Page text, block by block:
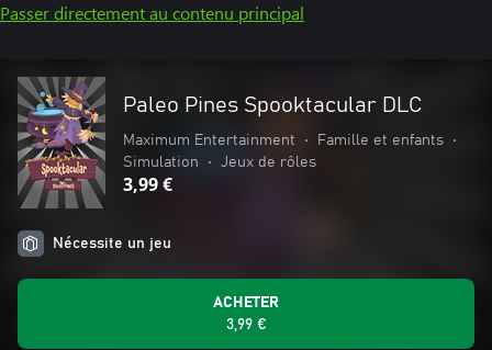
Passer directement au contenu principal
Paleo Pines Spooktacular DLC
Maximum Entertainment • Famille et enfants
•
Simulation
• Jeux de rôles
3,99 €
Nécessite un jeu
ACHETER
3,99 €